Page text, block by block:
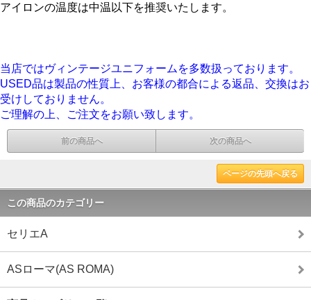
アイロンの温度は中温以下を推奨いたします。
当店ではヴィンテージユニフォームを多数扱っております。
USED品は製品の性質上、お客様の都合による返品、交換はお
受けしておりません。
ご理解の上、ご注文をお願い致します。
前の商品へ 次の商品へ
ページの先頭へ戻る
この商品のカテゴリー
セリエA
ASローマ(AS ROMA)